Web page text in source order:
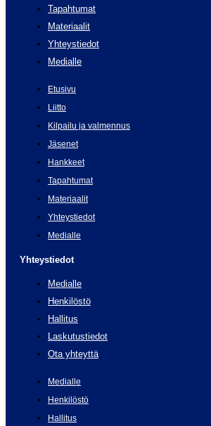
Tapahtumat
Materiaalit
Yhteystiedot
Medialle
Etusivu
Liitto
Kilpailu ja valmennus
Jäsenet
Hankkeet
Tapahtumat
Materiaalit
Yhteystiedot
Medialle
Yhteystiedot
Medialle
Henkilöstö
Hallitus
Laskutustiedot
Ota yhteyttä
Medialle
Henkilöstö
Hallitus